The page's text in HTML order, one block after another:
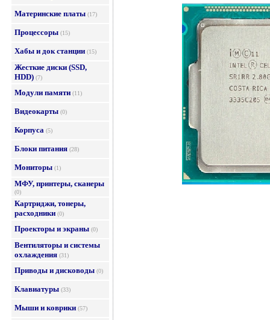
Материнские платы (17)
Процессоры (15)
Хабы и док станции (15)
Жесткие диски (SSD,
HDD) (7)
Модули памяти (11)
Видеокарты (0)
Корпуса (5)
Блоки питания (28)
Мониторы (1)
МФУ, принтеры, сканеры
(0)
Картриджи, тонеры,
расходники (0)
Проекторы и экраны (0)
Вентиляторы и системы
охлаждения (31)
Приводы и дисководы (0)
Клавиатуры (33)
Мыши и коврики (57)